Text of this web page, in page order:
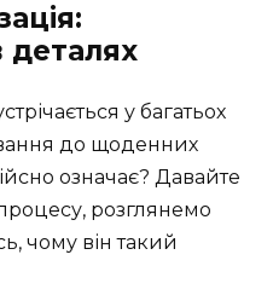
деталях
у багатьох
до щоденних
означає? Давайте
розглянемо
чому він такий